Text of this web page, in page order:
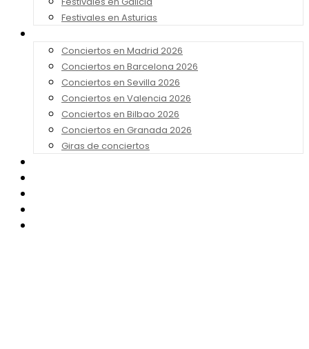
Festivales en Asturias
Conciertos en Madrid 2026
Conciertos en Barcelona 2026
Conciertos en Sevilla 2026
Conciertos en Valencia 2026
Conciertos en Bilbao 2026
Conciertos en Granada 2026
Giras de conciertos